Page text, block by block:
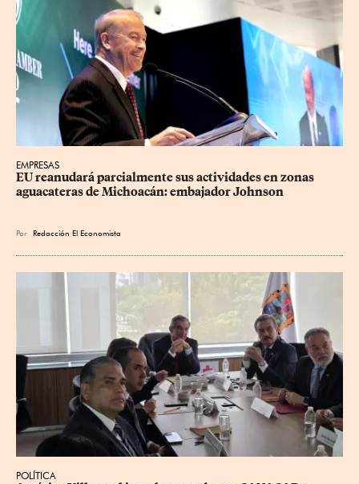
EMPRESAS
EU reanudará parcialmente sus actividades en zonas
aguacateras de Michoacán: embajador Johnson
Por Redacción El Economista
POLÍTICA